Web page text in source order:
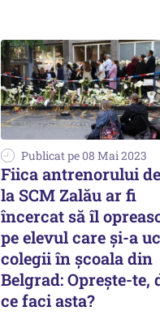
Publicat pe 08 Mai 2023
Fiica antrenorului de
la SCM Zalău ar fi
încercat să îl
pe elevul care şi-a
colegii în şcoala din
Belgrad: Opreşte-te,
ce faci asta?